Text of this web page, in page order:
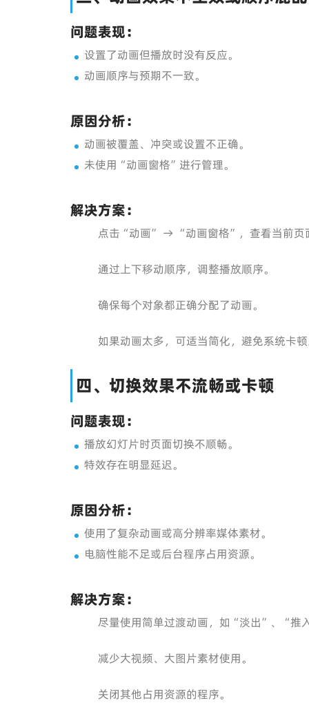
问题表现：
设置了动画但播放时没有反应。
动画顺序与预期不一致。
原因分析：
动画被覆盖、冲突或设置不正确。
未使用“动画窗格”进行管理。
解决方案：
点击“动画” → “动画窗格”，查看当前页
通过上下移动顺序，调整播放顺序。
确保每个对象都正确分配了动画。
如果动画太多，可适当简化，避免系统卡顿
四、切换效果不流畅或卡顿
问题表现：
播放幻灯片时页面切换不顺畅。
特效存在明显延迟。
原因分析：
使用了复杂动画或高分辨率媒体素材。
电脑性能不足或后台程序占用资源。
解决方案：
尽量使用简单过渡动画，如“淡出”、“推
减少大视频、大图片素材使用。
关闭其他占用资源的程序。